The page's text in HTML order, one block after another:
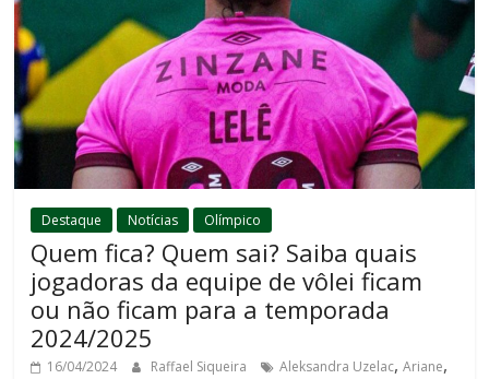
Destaque Notícias Olímpico
Quem fica? Quem sai? Saiba quais
jogadoras da equipe de vôlei ficam
ou não ficam para a temporada
2024/2025
16/04/2024 Raffael Siqueira Aleksandra Uzelac,Ariane,